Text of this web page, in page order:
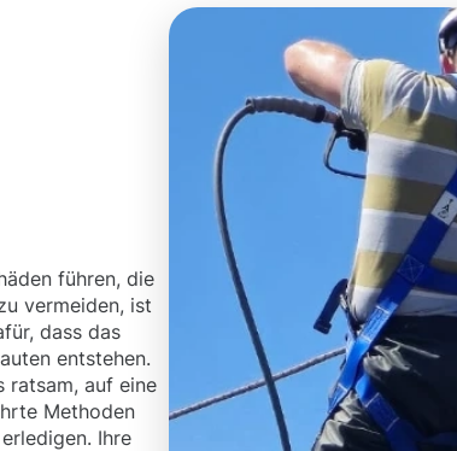
führen, die
vermeiden, ist
dass das
entstehen.
ratsam, auf eine
Methoden
Ihre